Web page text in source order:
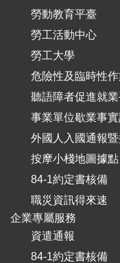
勞動教育平臺
勞工活動中心
勞工大學
危險性及臨時性
聽語障者促進就
事業單位歇業事
外國人入國通報
按摩小棧地圖據點
84-1約定書核備
職災資訊得來速
企業專屬服務
資遣通報
84-1約定書核備